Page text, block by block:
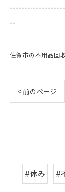
--
佐賀市の不用品回
< 前のページ
#休み #